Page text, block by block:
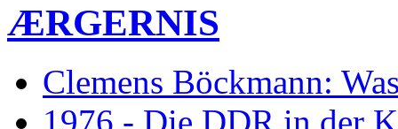
ÆRGERNIS
Clemens Böckmann:
1976 - Die DDR in der